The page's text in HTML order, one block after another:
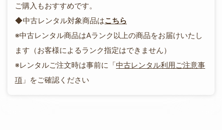
ご購入もおすすめです。
◆中古レンタル対象商品はこちら
※中古レンタル商品はAランク以上の商品をお届けいたし
ます（お客様によるランク指定はできません）
※レンタルご注文時は事前に「中古レンタル利用ご注意事
項 」をご確認ください